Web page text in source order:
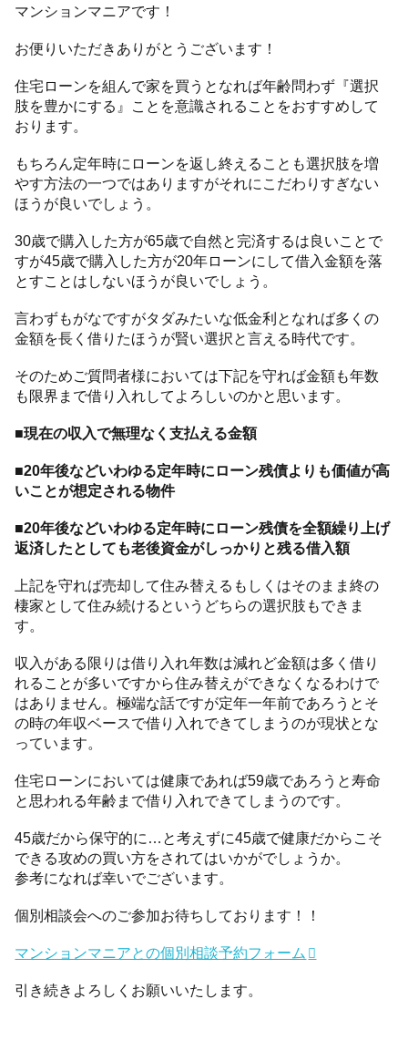
マンションマニアです！
お便りいただきありがとうございます！
住宅ローンを組んで家を買うとなれば年齢問わず『選択
肢を豊かにする』ことを意識されることをおすすめして
おります。
もちろん定年時にローンを返し終えることも選択肢を増
やす方法の一つではありますがそれにこだわりすぎない
ほうが良いでしょう。
30歳で購入した方が65歳で自然と完済するは良いことで
すが45歳で購入した方が20年ローンにして借入金額を落
とすことはしないほうが良いでしょう。
言わずもがなですがタダみたいな低金利となれば多くの
金額を長く借りたほうが賢い選択と言える時代です。
そのためご質問者様においては下記を守れば金額も年数
も限界まで借り入れしてよろしいのかと思います。
■現在の収入で無理なく支払える金額
■20年後などいわゆる定年時にローン残債よりも価値が高
いことが想定される物件
■20年後などいわゆる定年時にローン残債を全額繰り上げ
返済したとしても老後資金がしっかりと残る借入額
上記を守れば売却して住み替えるもしくはそのまま終の
棲家として住み続けるというどちらの選択肢もできま
す。
収入がある限りは借り入れ年数は減れど金額は多く借り
れることが多いですから住み替えができなくなるわけで
はありません。極端な話ですが定年一年前であろうとそ
の時の年収ベースで借り入れできてしまうのが現状とな
っています。
住宅ローンにおいては健康であれば59歳であろうと寿命
と思われる年齢まで借り入れできてしまうのです。
45歳だから保守的に…と考えずに45歳で健康だからこそ
できる攻めの買い方をされてはいかがでしょうか。
参考になれば幸いでございます。
個別相談会へのご参加お待ちしております！！
マンションマニアとの個別相談予約フォーム
引き続きよろしくお願いいたします。